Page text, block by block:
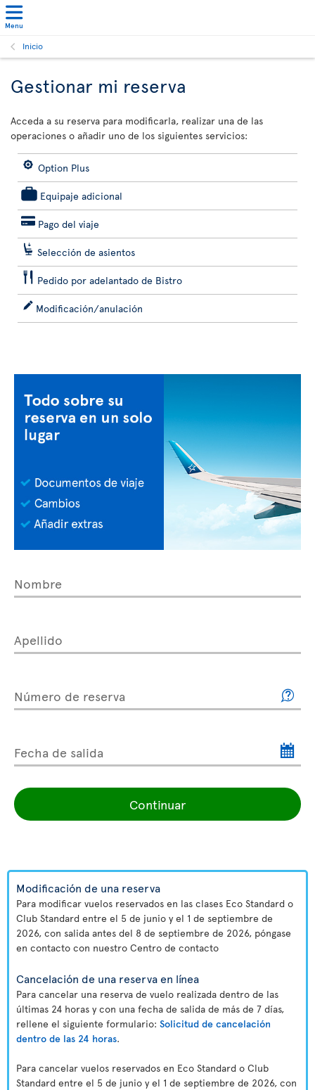
Menu
Inicio
Gestionar mi reserva
Acceda a su reserva para modificarla, realizar una de las
operaciones o añadir uno de los siguientes servicios:
Option Plus
Equipaje adicional
Pago del viaje
Selección de asientos
Pedido por adelantado de Bistro
Modificación/anulación
Nombre
Apellido
Número de reserva
Fecha de salida
Continuar
Modificación de una reserva
Para modificar vuelos reservados en las clases Eco Standard o
Club Standard entre el 5 de junio y el 1 de septiembre de
2026, con salida antes del 8 de septiembre de 2026, póngase
en contacto con nuestro Centro de contacto
Cancelación de una reserva en línea
Para cancelar una reserva de vuelo realizada dentro de las
últimas 24 horas y con una fecha de salida de más de 7 días,
rellene el siguiente formulario: Solicitud de cancelación
dentro de las 24 horas.
Para cancelar vuelos reservados en Eco Standard o Club
Standard entre el 5 de junio y el 1 de septiembre de 2026, con